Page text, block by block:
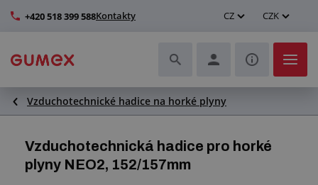
+420 518 399 588Kontakty CZ CZK
Hadice a jejich kompletace
Profily a výroba těsnění
Vzduchotechnické hadice na horké plyny
Vzduchotechnická hadice pro horké
plyny NEO2, 152/157mm